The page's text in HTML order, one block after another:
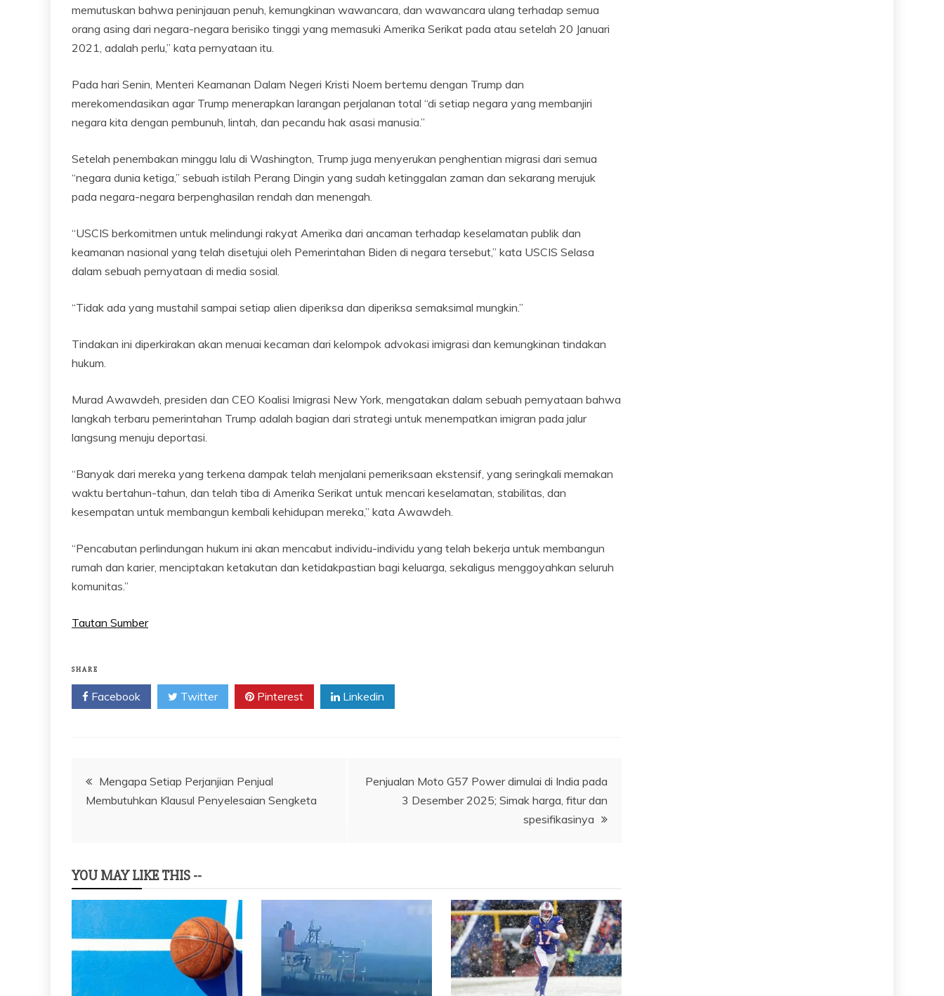
memutuskan bahwa peninjauan penuh, kemungkinan wawancara, dan wawancara ulang terhadap semua
orang asing dari negara-negara berisiko tinggi yang memasuki Amerika Serikat pada atau setelah 20 Januari
2021, adalah perlu,” kata pernyataan itu.
Pada hari Senin, Menteri Keamanan Dalam Negeri Kristi Noem bertemu dengan Trump dan
merekomendasikan agar Trump menerapkan larangan perjalanan total “di setiap negara yang membanjiri
negara kita dengan pembunuh, lintah, dan pecandu hak asasi manusia.”
Setelah penembakan minggu lalu di Washington, Trump juga menyerukan penghentian migrasi dari semua
“negara dunia ketiga,” sebuah istilah Perang Dingin yang sudah ketinggalan zaman dan sekarang merujuk
pada negara-negara berpenghasilan rendah dan menengah.
“USCIS berkomitmen untuk melindungi rakyat Amerika dari ancaman terhadap keselamatan publik dan
keamanan nasional yang telah disetujui oleh Pemerintahan Biden di negara tersebut,” kata USCIS Selasa
dalam sebuah pernyataan di media sosial.
“Tidak ada yang mustahil sampai setiap alien diperiksa dan diperiksa semaksimal mungkin.”
Tindakan ini diperkirakan akan menuai kecaman dari kelompok advokasi imigrasi dan kemungkinan tindakan
hukum.
Murad Awawdeh, presiden dan CEO Koalisi Imigrasi New York, mengatakan dalam sebuah pernyataan bahwa
langkah terbaru pemerintahan Trump adalah bagian dari strategi untuk menempatkan imigran pada jalur
langsung menuju deportasi.
“Banyak dari mereka yang terkena dampak telah menjalani pemeriksaan ekstensif, yang seringkali memakan
waktu bertahun-tahun, dan telah tiba di Amerika Serikat untuk mencari keselamatan, stabilitas, dan
kesempatan untuk membangun kembali kehidupan mereka,” kata Awawdeh.
“Pencabutan perlindungan hukum ini akan mencabut individu-individu yang telah bekerja untuk membangun
rumah dan karier, menciptakan ketakutan dan ketidakpastian bagi keluarga, sekaligus menggoyahkan seluruh
komunitas.”
Tautan Sumber
SHARE
Facebook Twitter Pinterest Linkedin
Navigasi
pos
Mengapa Setiap Perjanjian Penjual
Membutuhkan Klausul Penyelesaian Sengketa
Penjualan Moto G57 Power dimulai di India pada
3 Desember 2025; Simak harga, fitur dan
spesifikasinya
YOU MAY LIKE THIS --